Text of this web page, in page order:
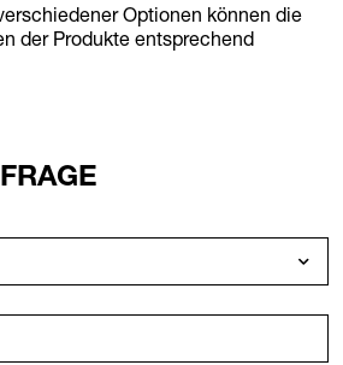
Optionen können die
der Produkte entsprechend